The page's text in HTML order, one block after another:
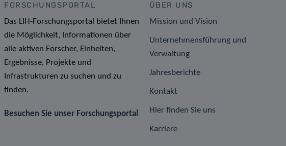
FORSCHUNGSPORTAL
Das LIH-Forschungsportal bietet Ihnen
die Möglichkeit, Informationen über
alle aktiven Forscher, Einheiten,
Ergebnisse, Projekte und
Infrastrukturen zu suchen und zu
finden.
Besuchen Sie unser Forschungsportal
ÜBER UNS
Mission und Vision
Unternehmensführung und
Verwaltung
Jahresberichte
Kontakt
Hier finden Sie uns
Karriere